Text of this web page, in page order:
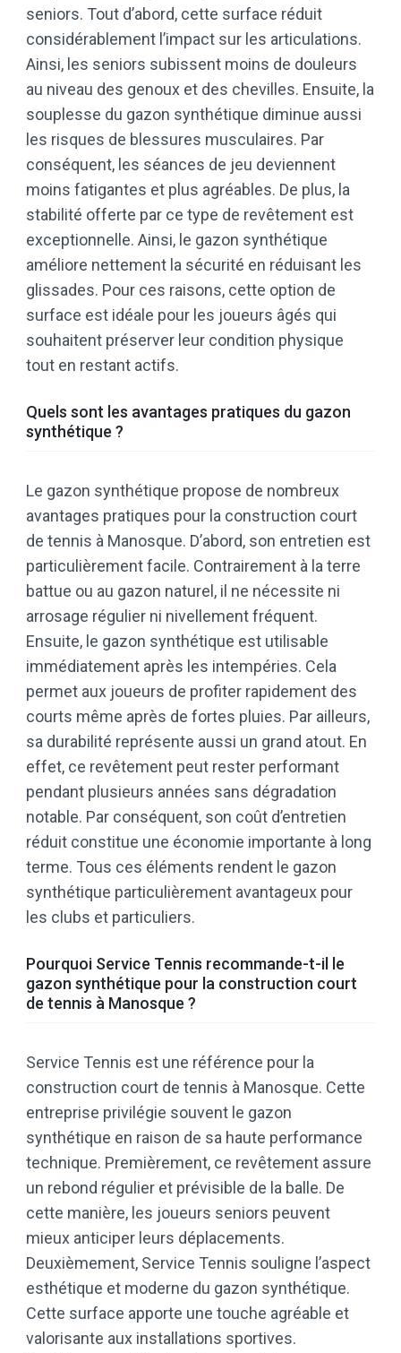
seniors. Tout d’abord, cette surface réduit
considérablement l’impact sur les articulations.
Ainsi, les seniors subissent moins de douleurs
au niveau des genoux et des chevilles. Ensuite, la
souplesse du gazon synthétique diminue aussi
les risques de blessures musculaires. Par
conséquent, les séances de jeu deviennent
moins fatigantes et plus agréables. De plus, la
stabilité offerte par ce type de revêtement est
exceptionnelle. Ainsi, le gazon synthétique
améliore nettement la sécurité en réduisant les
glissades. Pour ces raisons, cette option de
surface est idéale pour les joueurs âgés qui
souhaitent préserver leur condition physique
tout en restant actifs.
Quels sont les avantages pratiques du gazon
synthétique ?
Le gazon synthétique propose de nombreux
avantages pratiques pour la construction court
de tennis à Manosque. D’abord, son entretien est
particulièrement facile. Contrairement à la terre
battue ou au gazon naturel, il ne nécessite ni
arrosage régulier ni nivellement fréquent.
Ensuite, le gazon synthétique est utilisable
immédiatement après les intempéries. Cela
permet aux joueurs de profiter rapidement des
courts même après de fortes pluies. Par ailleurs,
sa durabilité représente aussi un grand atout. En
effet, ce revêtement peut rester performant
pendant plusieurs années sans dégradation
notable. Par conséquent, son coût d’entretien
réduit constitue une économie importante à long
terme. Tous ces éléments rendent le gazon
synthétique particulièrement avantageux pour
les clubs et particuliers.
Pourquoi Service Tennis recommande-t-il le
gazon synthétique pour la construction court
de tennis à Manosque ?
Service Tennis est une référence pour la
construction court de tennis à Manosque. Cette
entreprise privilégie souvent le gazon
synthétique en raison de sa haute performance
technique. Premièrement, ce revêtement assure
un rebond régulier et prévisible de la balle. De
cette manière, les joueurs seniors peuvent
mieux anticiper leurs déplacements.
Deuxièmement, Service Tennis souligne l’aspect
esthétique et moderne du gazon synthétique.
Cette surface apporte une touche agréable et
valorisante aux installations sportives.